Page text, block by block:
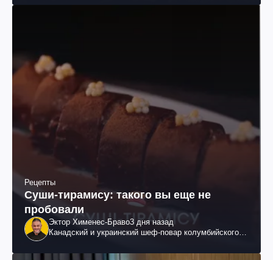
Рецепты
Суши-тирамису: такого вы еще не
пробовали
Эктор Хименес-Браво3 дня назад
Канадский и украинский шеф-повар колумбийского